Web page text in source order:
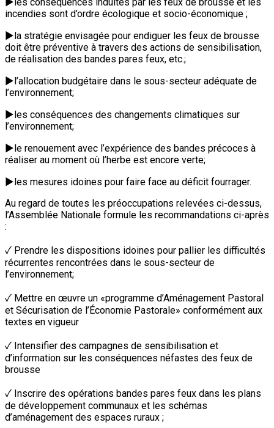
incendies sont d’ordre écologique et socio-économique ;
►la stratégie envisagée pour endiguer les feux de brousse
doit être préventive à travers des actions de sensibilisation,
de réalisation des bandes pares feux, etc.;
►l’allocation budgétaire dans le sous-secteur adéquate de
l’environnement;
►les conséquences des changements climatiques sur
l’environnement;
►le renouement avec l’expérience des bandes précoces à
réaliser au moment où l’herbe est encore verte;
►les mesures idoines pour faire face au déficit fourrager.
Au regard de toutes les préoccupations relevées ci-dessus,
l’Assemblée Nationale formule les recommandations ci-après
:
✓ Prendre les dispositions idoines pour pallier les difficultés
récurrentes rencontrées dans le sous-secteur de
l’environnement;
✓ Mettre en œuvre un «programme d’Aménagement Pastoral
et Sécurisation de l’Économie Pastorale» conformément aux
textes en vigueur
✓ Intensifier des campagnes de sensibilisation et
d’information sur les conséquences néfastes des feux de
brousse
✓ Inscrire des opérations bandes pares feux dans les plans
de développement communaux et les schémas
d’aménagement des espaces ruraux ;